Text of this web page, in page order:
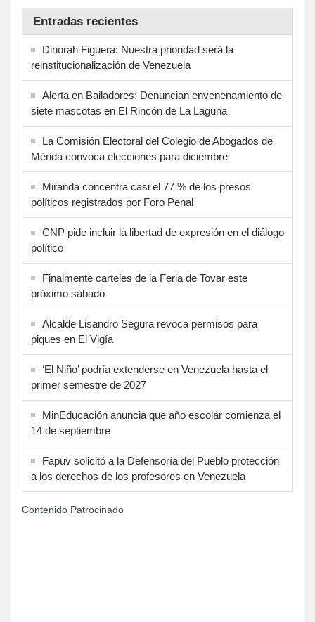
Entradas recientes
Dinorah Figuera: Nuestra prioridad será la
reinstitucionalización de Venezuela
Alerta en Bailadores: Denuncian envenenamiento de
siete mascotas en El Rincón de La Laguna
La Comisión Electoral del Colegio de Abogados de
Mérida convoca elecciones para diciembre
Miranda concentra casi el 77 % de los presos
políticos registrados por Foro Penal
CNP pide incluir la libertad de expresión en el diálogo
político
Finalmente carteles de la Feria de Tovar este
próximo sábado
Alcalde Lisandro Segura revoca permisos para
piques en El Vigía
‘El Niño’ podría extenderse en Venezuela hasta el
primer semestre de 2027
MinEducación anuncia que año escolar comienza el
14 de septiembre
Fapuv solicitó a la Defensoría del Pueblo protección
a los derechos de los profesores en Venezuela
Contenido Patrocinado